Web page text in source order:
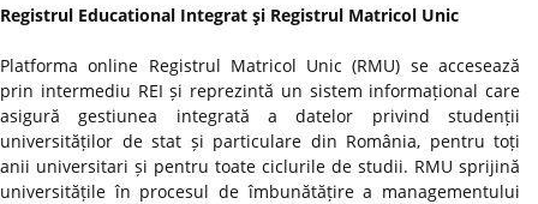
Registrul Educational Integrat şi Registrul Matricol Unic
Platforma online Registrul Matricol Unic (RMU) se accesează
prin intermediu REI și reprezintă un sistem informațional care
asigură gestiunea integrată a datelor privind studenții
universităților de stat și particulare din România, pentru toți
anii universitari și pentru toate ciclurile de studii. RMU sprijină
universitățile în procesul de îmbunătățire a managementului